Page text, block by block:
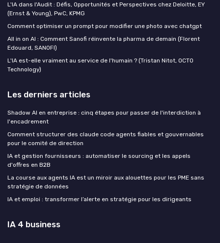
L'IA dans l'Audit : Défis, Opportunités et Perspectives chez Deloitte, EY
(Ernst & Young), PwC, KPMG
Comment optimiser un prompt pour modifier une photo avec chatgpt
All in on AI : Comment Sanofi réinvente la pharma de demain (Florent
Edouard, SANOFI)
L'IA est-elle vraiment au service de l'humain ? (Tristan Nitot, OCTO
Technology)
Les derniers articles
Shadow AI en entreprise : cinq étapes pour passer de l'interdiction à
l'encadrement
Comment structurer des claude code agents fiables et gouvernables
pour le comité de direction
IA et gestion fournisseurs : automatiser le sourcing et les appels
d'offres en B2B
La course aux agents IA est un miroir aux alouettes pour les PME sans
stratégie de données
IA et emploi : transformer l’alerte en stratégie pour les dirigeants
IA 4 business